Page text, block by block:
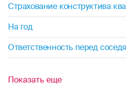
Страхование конструктива
На год
Ответственность перед
Показать еще